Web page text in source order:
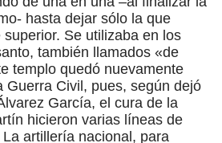
hasta dejar sólo la que
Se utilizaba en los
también llamados «de
templo quedó nuevamente
Guerra Civil, pues, según dejó
García, el cura de la
hicieron varias líneas de
artillería nacional, para